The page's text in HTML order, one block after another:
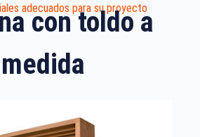
adecuados para su proyecto
con toldo a
medida